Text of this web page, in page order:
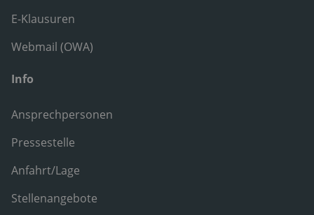
E-Klausuren
Webmail (OWA)
Info
Ansprechpersonen
Pressestelle
Anfahrt/Lage
Stellenangebote